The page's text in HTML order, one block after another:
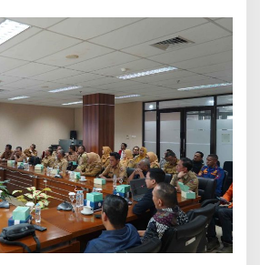
a
s
S
i
n
e
g
i
d
a
n
P
e
m